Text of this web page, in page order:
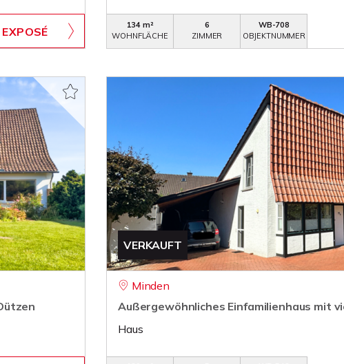
134 m²
WOHNFLÄCHE
6
ZIMMER
WB-708
OBJEKTNUMMER
VERKAUFT
Minden
Außergewöhnliches Einfamilienhaus mit
Haus